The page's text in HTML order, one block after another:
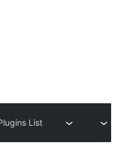
List